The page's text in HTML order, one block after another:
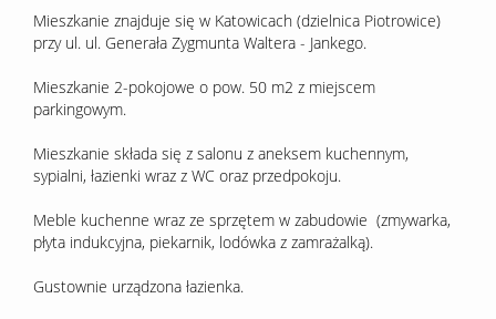
Mieszkanie znajduje się w Katowicach (dzielnica Piotrowice)
przy ul. ul. Generała Zygmunta Waltera - Jankego.
Mieszkanie 2-pokojowe o pow. 50 m2 z miejscem
parkingowym.
Mieszkanie składa się z salonu z aneksem kuchennym,
sypialni, łazienki wraz z WC oraz przedpokoju.
Meble kuchenne wraz ze sprzętem w zabudowie (zmywarka,
płyta indukcyjna, piekarnik, lodówka z zamrażalką).
Gustownie urządzona łazienka.